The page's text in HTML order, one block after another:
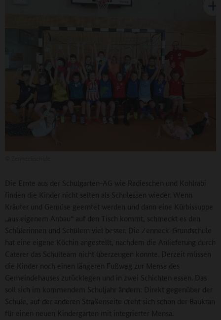
Die Ernte aus der Schulgarten-AG wie Radieschen und Kohlrabi
finden die Kinder nicht selten als Schulessen wieder. Wenn
Kräuter und Gemüse geerntet werden und dann eine Kürbissuppe
„aus eigenem Anbau“ auf den Tisch kommt, schmeckt es den
Schülerinnen und Schülern viel besser. Die Zenneck-Grundschule
hat eine eigene Köchin angestellt, nachdem die Anlieferung durch
Caterer das Schulteam nicht überzeugen konnte. Derzeit müssen
die Kinder noch einen längeren Fußweg zur Mensa des
Gemeindehauses zurücklegen und in zwei Schichten essen. Das
soll sich im kommendem Schuljahr ändern: Direkt gegenüber der
Schule, auf der anderen Straßenseite dreht sich schon der Baukran
für einen neuen Kindergarten mit integrierter Mensa.